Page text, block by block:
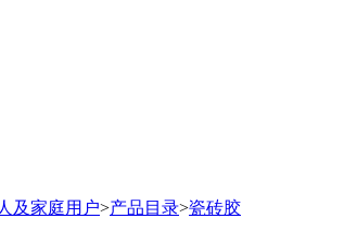
及家庭用户>产品目录>瓷砖胶